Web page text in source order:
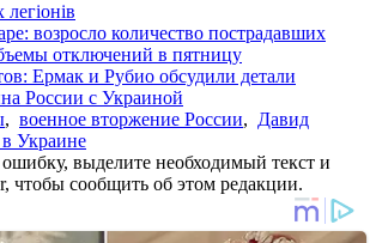
возросло количество пострадавших
отключений в пятницу
Ермак и Рубио обсудили детали
России с Украиной
, военное вторжение России, Давид
Украине
выделите необходимый текст и
чтобы сообщить об этом редакции.